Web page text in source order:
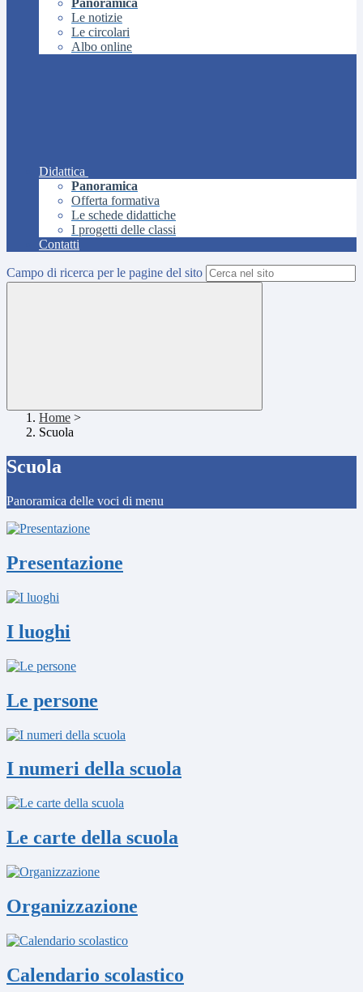
Panoramica
Le notizie
Le circolari
Albo online
Didattica
Panoramica
Offerta formativa
Le schede didattiche
I progetti delle classi
Contatti
Campo di ricerca per le pagine del sito
Home >
Scuola
Scuola
Panoramica delle voci di menu
Presentazione
I luoghi
Le persone
I numeri della scuola
Le carte della scuola
Organizzazione
Calendario scolastico